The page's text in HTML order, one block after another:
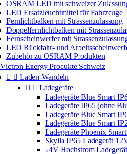
OSRAM LED mit schweizer
LED Ersatzleuchtmittel für Fahrzeuge
Fernlichtbalken mit Strassenzulassung
Doppelfernlichtbalken mit
Fernscheinwerfer mit
LED Rückfahr- und
Zubehör zu OSRAM Produkten
Victron Energy Produkte Schweiz
  Laden-Wandeln
  Ladegeräte
Ladegeräte Blue Smart
Ladegeräte IP65 (ohne
Ladegeräte Blue Smart
Ladegeräte Blue Smart
Ladegeräte Phoenix
Skylla IP65 Ladegerät
24V Hochstrom